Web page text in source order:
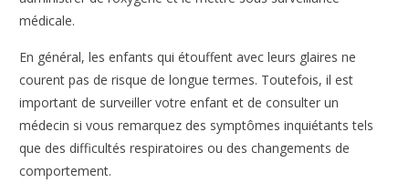
médicale.
En général, les enfants qui étouffent avec leurs glaires ne
courent pas de risque de longue termes. Toutefois, il est
important de surveiller votre enfant et de consulter un
médecin si vous remarquez des symptômes inquiétants tels
que des difficultés respiratoires ou des changements de
comportement.